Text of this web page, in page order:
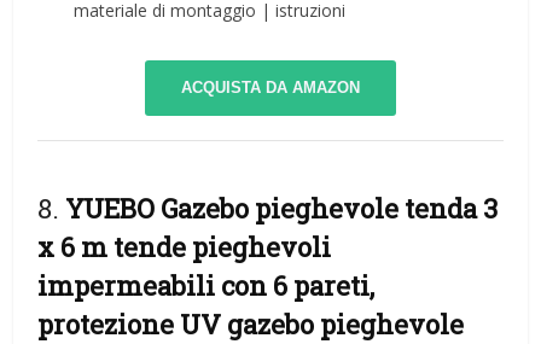
materiale di montaggio | istruzioni
ACQUISTA DA AMAZON
8. YUEBO Gazebo pieghevole tenda 3
x 6 m tende pieghevoli
impermeabili con 6 pareti,
protezione UV gazebo pieghevole